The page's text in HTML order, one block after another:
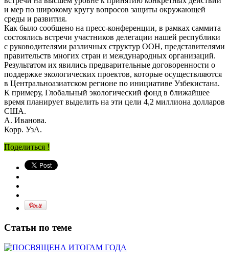
и мер по широкому кругу вопросов защиты окружающей
среды и развития.
Как было сообщено на пресс-конференции, в рамках саммита
состоялись встречи участников делегации нашей республики
с руководителями различных структур ООН, представителями
правительств многих стран и международных организаций.
Результатом их явились предварительные договоренности о
поддержке экологических проектов, которые осуществляются
в Центральноазиатском регионе по инициативе Узбекистана.
К примеру, Глобальный экологический фонд в ближайшее
время планирует выделить на эти цели 4,2 миллиона долларов
США.
А. Иванова.
Корр. УзА.
Поделиться !
Статьи по теме